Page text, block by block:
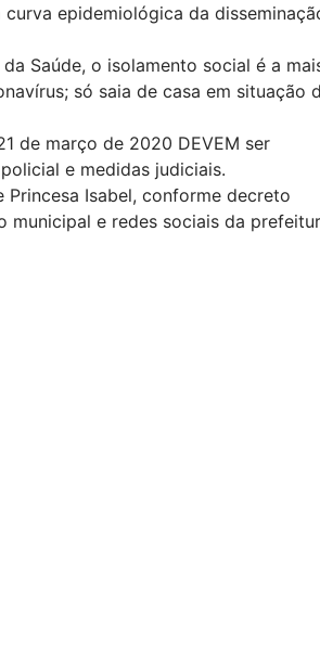
epidemiológica da
Saúde, o isolamento social é a
só saia de casa em situação
de março de 2020 DEVEM ser
e medidas judiciais.
Isabel, conforme decreto
e redes sociais da